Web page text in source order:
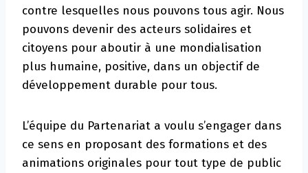
contre lesquelles nous pouvons tous agir. Nous
pouvons devenir des acteurs solidaires et
citoyens pour aboutir à une mondialisation
plus humaine, positive, dans un objectif de
développement durable pour tous.
L’équipe du Partenariat a voulu s’engager dans
ce sens en proposant des formations et des
animations originales pour tout type de public